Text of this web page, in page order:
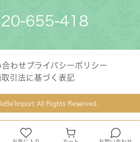
655-418
合わせプライバシーポリシー
引法に基づく表記
All Rights Reserved.